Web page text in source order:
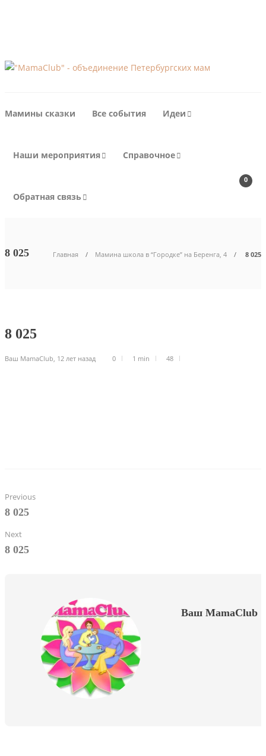
Мамины сказки Все события Идеи
Наши мероприятия Справочное
Обратная связь
0
8 025 Главная Мамина школа в “Городке” на Беренга, 4 8 025
8 025
Ваш MamaClub, 12 лет назад 0 1 min 48
Previous
8 025
Next
8 025
Ваш MamaClub